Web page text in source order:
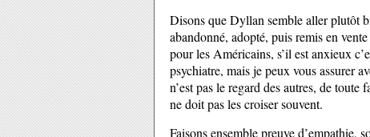
Disons que Dyllan semble aller plutôt
abandonné, adopté, puis remis en
pour les Américains, s’il est anxieux
psychiatre, mais je peux vous assurer
n’est pas le regard des autres, de
ne doit pas les croiser souvent.
Faisons ensemble preuve d’empathie,